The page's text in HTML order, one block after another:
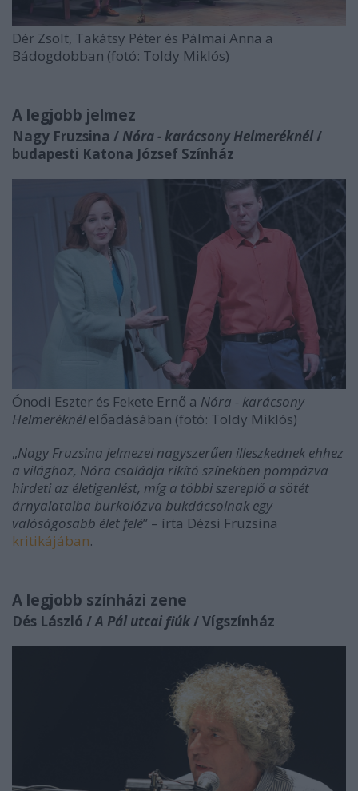
Dér Zsolt, Takátsy Péter és Pálmai Anna a
Bádogdobban (fotó: Toldy Miklós)
A legjobb jelmez
Nagy Fruzsina /Nóra - karácsony Helmeréknél/
budapesti Katona József Színház
Ónodi Eszter és Fekete Ernő a Nóra - karácsony
Helmeréknélelőadásában (fotó: Toldy Miklós)
„Nagy Fruzsina jelmezei nagyszerűen illeszkednek ehhez
a világhoz, Nóra családja rikító színekben pompázva
hirdeti az életigenlést, míg a többi szereplő a sötét
árnyalataiba burkolózva bukdácsolnak egy
valóságosabb élet felé” – írta Dézsi Fruzsina
kritikájában.
A legjobb színházi zene
Dés László /A Pál utcai fiúk/ Vígszínház